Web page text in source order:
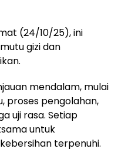
(24/10/25), ini
gizi dan
mendalam, mulai
proses pengolahan,
uji rasa. Setiap
untuk
terpenuhi.